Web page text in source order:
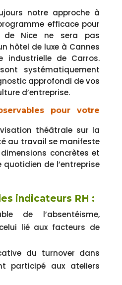
notre approche à
efficace pour
Nice ne sera pas
hôtel de luxe à Cannes
industrielle de Carros.
systématiquement
approfondi de vos
d’entreprise.
pour votre
théâtrale sur la
au travail se manifeste
concrètes et
de l’entreprise
indicateurs RH :
de l’absentéisme,
lié aux facteurs de
du turnover dans
participé aux ateliers